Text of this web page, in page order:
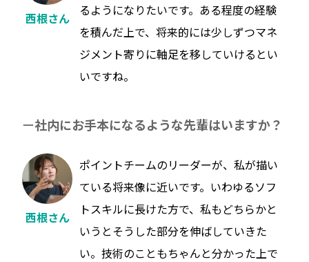
西根さん
るようになりたいです。ある程度の経験
を積んだ上で、将来的には少しずつマネ
ジメント寄りに軸足を移していけるとい
いですね。
社内にお手本になるような先輩はいますか？
西根さん
ポイントチームのリーダーが、私が描い
ている将来像に近いです。いわゆるソフ
トスキルに長けた方で、私もどちらかと
いうとそうした部分を伸ばしていきた
い。技術のこともちゃんと分かった上で